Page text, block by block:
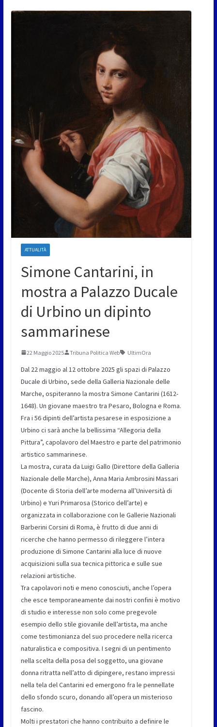
ATTUALITÀ
Simone Cantarini, in
mostra a Palazzo Ducale
di Urbino un dipinto
sammarinese
22 Maggio 2025 Tribuna Politica Web UltimOra
Dal 22 maggio al 12 ottobre 2025 gli spazi di Palazzo
Ducale di Urbino, sede della Galleria Nazionale delle
Marche, ospiteranno la mostra Simone Cantarini (1612-
1648). Un giovane maestro tra Pesaro, Bologna e Roma.
Fra i 56 dipinti dell’artista pesarese in esposizione a
Urbino ci sarà anche la bellissima “Allegoria della
Pittura”, capolavoro del Maestro e parte del patrimonio
artistico sammarinese.
La mostra, curata da Luigi Gallo (Direttore della Galleria
Nazionale delle Marche), Anna Maria Ambrosini Massari
(Docente di Storia dell’arte moderna all’Università di
Urbino) e Yuri Primarosa (Storico dell’arte) e
organizzata in collaborazione con le Gallerie Nazionali
Barberini Corsini di Roma, è frutto di due anni di
ricerche che hanno permesso di rileggere l’intera
produzione di Simone Cantarini alla luce di nuove
acquisizioni sulla sua tecnica pittorica e sulle sue
relazioni artistiche.
Tra capolavori noti e meno conosciuti, anche l’opera
che esce temporaneamente dai nostri confini è motivo
di studio e interesse non solo come pregevole
esempio dello stile giovanile dell’artista, ma anche
come testimonianza del suo procedere nella ricerca
naturalistica e compositiva. I segni di un pentimento
nella scelta della posa del soggetto, una giovane
donna ritratta nell’atto di dipingere, restano impressi
nella tela del Cantarini ed emergono fra le pennellate
dello sfondo scuro, donando all’opera un misterioso
fascino.
Molti i prestatori che hanno contribuito a definire le